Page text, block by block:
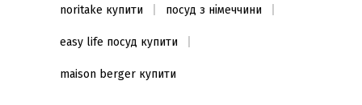
noritake купити посуд з німеччини
easy life посуд купити
maison berger купити